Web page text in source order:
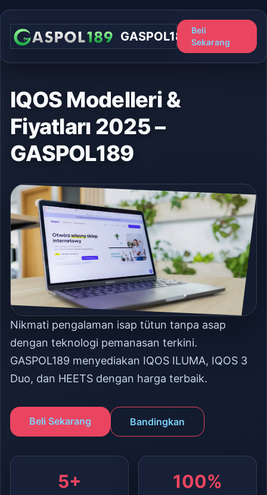
GASPOL189
Beli
Sekarang
IQOS Modelleri &
Fiyatları 2025 –
GASPOL189
Nikmati pengalaman isap tütun tanpa asap
dengan teknologi pemanasan terkini.
GASPOL189 menyediakan IQOS ILUMA, IQOS 3
Duo, dan HEETS dengan harga terbaik.
Beli Sekarang Bandingkan
5+ 100%